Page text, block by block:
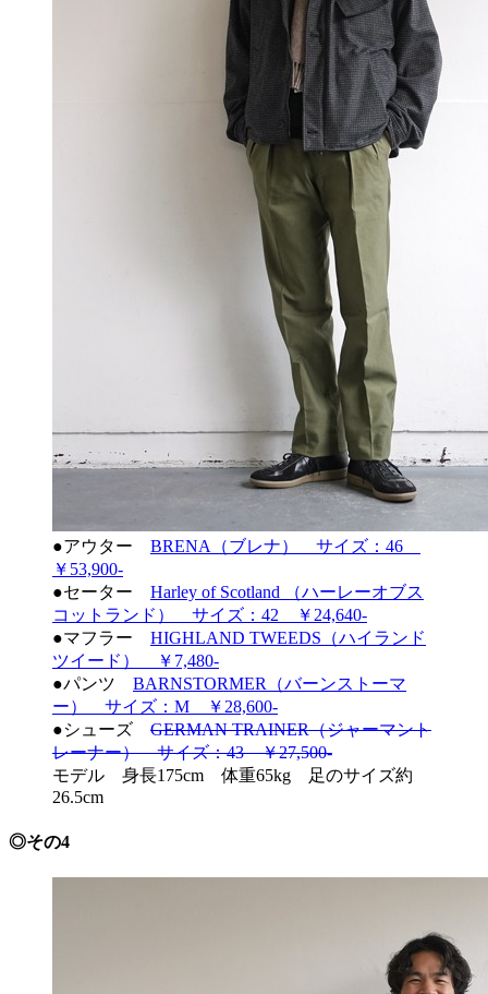
●アウター BRENA（ブレナ） サイズ：46
￥53,900-
●セーター Harley of Scotland （ハーレーオブス
コットランド） サイズ：42 ￥24,640-
●マフラー HIGHLAND TWEEDS（ハイランド
ツイード） ￥7,480-
●パンツ BARNSTORMER（バーンストーマ
ー） サイズ：M ￥28,600-
●シューズ GERMAN TRAINER（ジャーマント
レーナー） サイズ：43 ￥27,500-
モデル 身長175cm 体重65kg 足のサイズ約
26.5cm
◎その4